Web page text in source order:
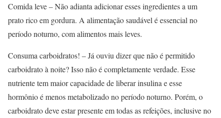
Comida leve – Não adianta adicionar esses ingredientes a um
prato rico em gordura. A alimentação saudável é essencial no
período noturno, com alimentos mais leves.
Consuma carboidratos! – Já ouviu dizer que não é permitido
carboidrato à noite? Isso não é completamente verdade. Esse
nutriente tem maior capacidade de liberar insulina e esse
hormônio é menos metabolizado no período noturno. Porém, o
carboidrato deve estar presente em todas as refeições, inclusive no